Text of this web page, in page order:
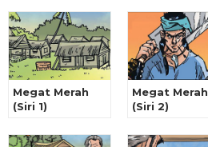
Megat Merah
(Siri 1)
Megat Merah
(Siri 2)